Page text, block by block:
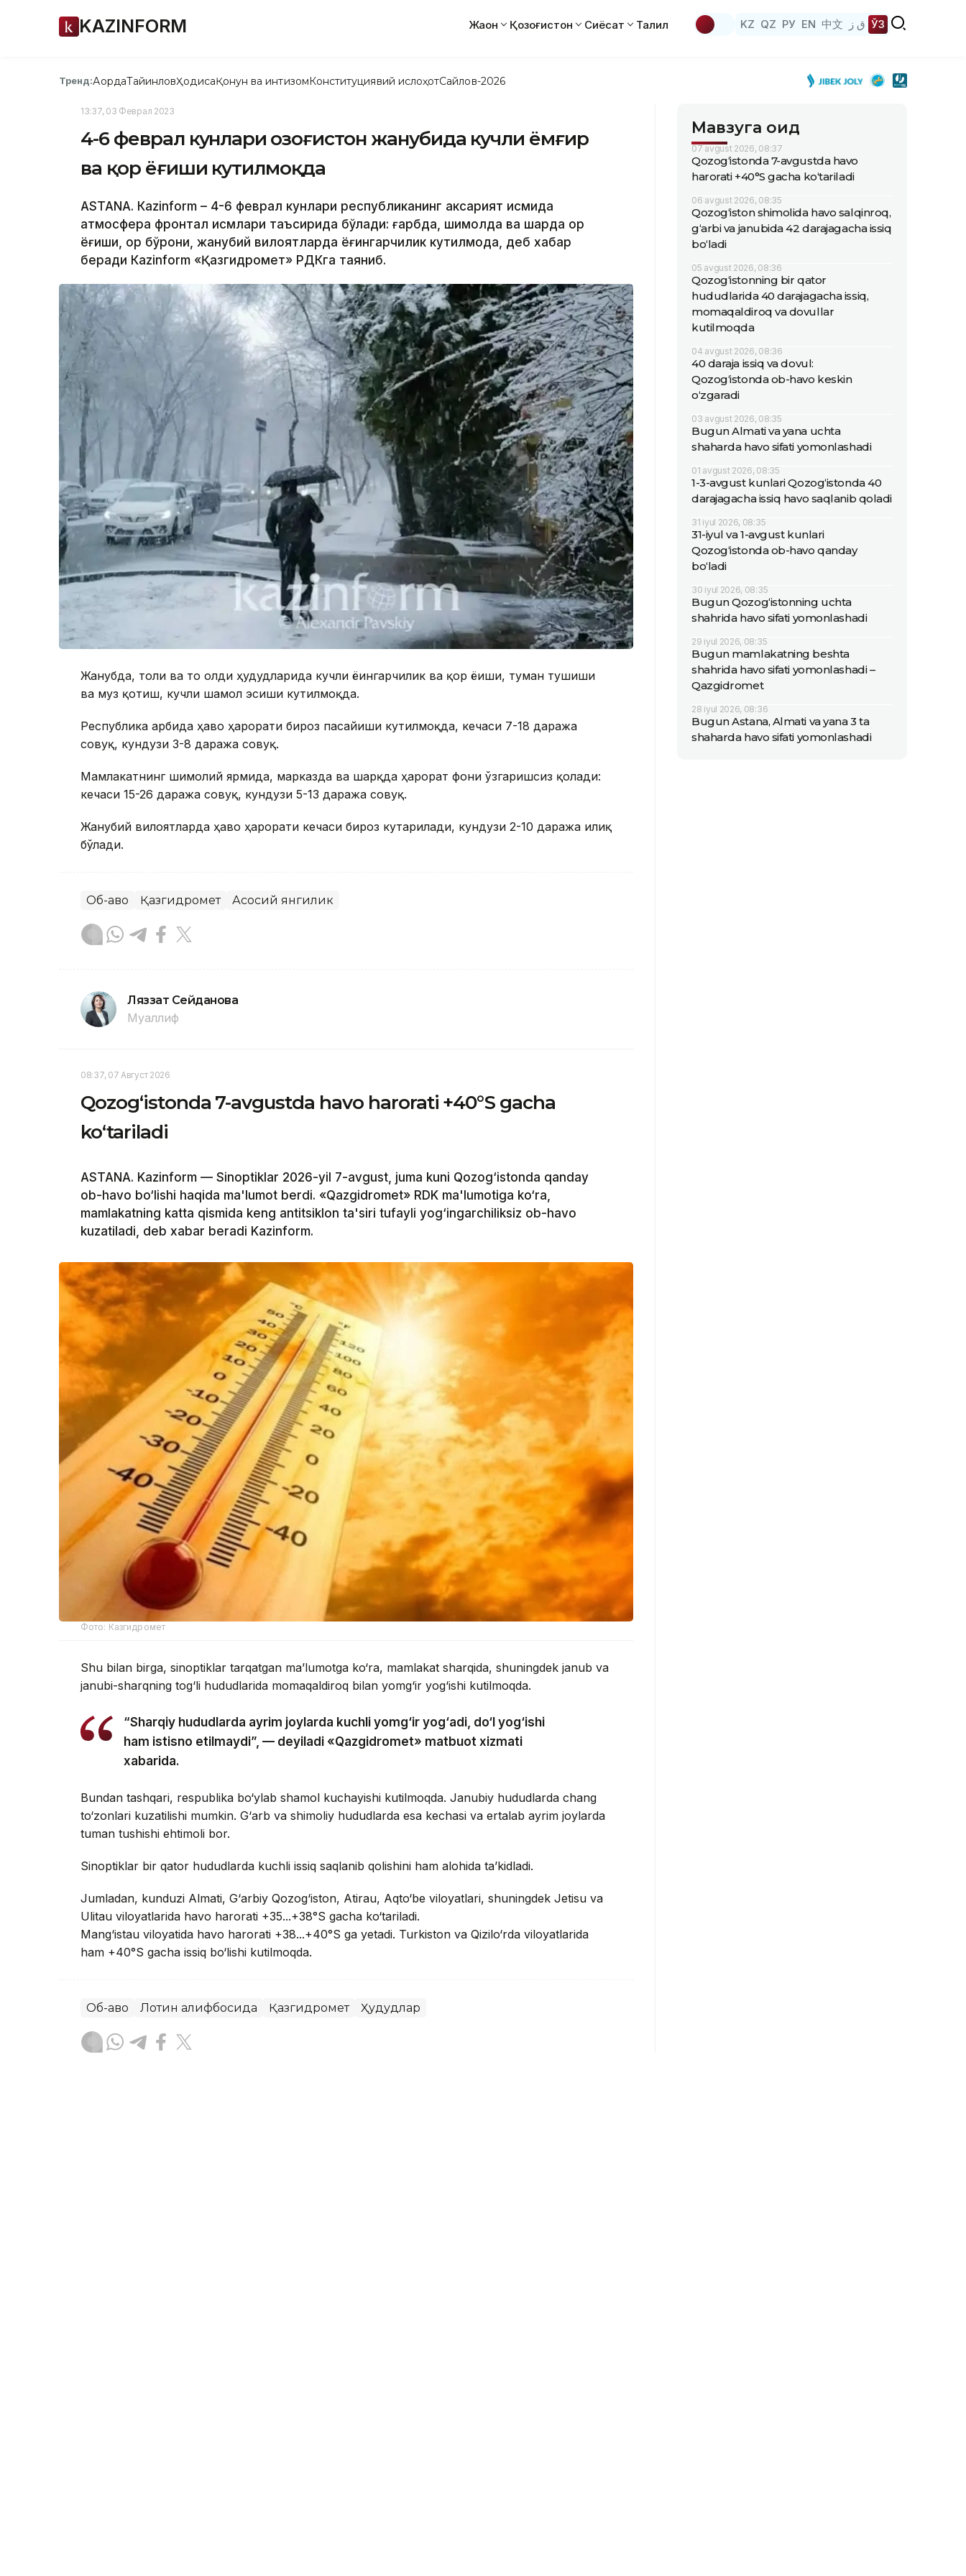
KAZINFORM Жаҳон Қозоғистон Сиёсат Таҳлил KZ QZ РУ EN 中文 ق ز ЎЗ
Тренд:АқордаТайинловҲодисаҚонун ва интизомКонституциявий ислоҳотСайлов-2026
13:37, 03 Феврал 2023
4-6 феврал кунлари Қозоғистон жанубида кучли ёмғир
ва қор ёғиши кутилмоқда
ASTANA. Кazinform – 4-6 феврал кунлари республиканинг аксарият қисмида
атмосфера фронтал қисмлари таъсирида бўлади: ғарбда, шимолда ва шарқда қор
ёғиши, қор бўрони, жанубий вилоятларда ёғингарчилик кутилмоқда, деб хабар
беради Кazinform «Қазгидромет» РДКга таяниб.
Жанубда, тоғли ва тоғ олди ҳудудларида кучли ёғингарчилик ва қор ёғиши, туман тушиши
ва муз қотиш, кучли шамол эсиши кутилмоқда.
Республика ғарбида ҳаво ҳарорати бироз пасайиши кутилмоқда, кечаси 7-18 даража
совуқ, кундузи 3-8 даража совуқ.
Мамлакатнинг шимолий ярмида, марказда ва шарқда ҳарорат фони ўзгаришсиз қолади:
кечаси 15-26 даража совуқ, кундузи 5-13 даража совуқ.
Жанубий вилоятларда ҳаво ҳарорати кечаси бироз кутарилади, кундузи 2-10 даража илиқ
бўлади.
Об-ҳаво Қазгидромет Асосий янгилик
Ляззат Сейданова
Муаллиф
08:37, 07 Август 2026
Qozog‘istonda 7-avgustda havo harorati +40°S gacha
ko‘tariladi
ASTANA. Kazinform — Sinoptiklar 2026-yil 7-avgust, juma kuni Qozog‘istonda qanday
ob-havo bo‘lishi haqida ma'lumot berdi. «Qazgidromet» RDK ma'lumotiga ko‘ra,
mamlakatning katta qismida keng antitsiklon ta'siri tufayli yog‘ingarchiliksiz ob-havo
kuzatiladi, deb xabar beradi Kazinform.
Фото: Казгидромет
Shu bilan birga, sinoptiklar tarqatgan ma’lumotga ko‘ra, mamlakat sharqida, shuningdek janub va
janubi-sharqning tog‘li hududlarida momaqaldiroq bilan yomg‘ir yog‘ishi kutilmoqda.
“Sharqiy hududlarda ayrim joylarda kuchli yomg‘ir yog‘adi, do‘l yog‘ishi
ham istisno etilmaydi”, — deyiladi «Qazgidromet» matbuot xizmati
xabarida.
Bundan tashqari, respublika bo‘ylab shamol kuchayishi kutilmoqda. Janubiy hududlarda chang
to‘zonlari kuzatilishi mumkin. G‘arb va shimoliy hududlarda esa kechasi va ertalab ayrim joylarda
tuman tushishi ehtimoli bor.
Sinoptiklar bir qator hududlarda kuchli issiq saqlanib qolishini ham alohida ta’kidladi.
Jumladan, kunduzi Almati, G‘arbiy Qozog‘iston, Atirau, Aqto‘be viloyatlari, shuningdek Jetisu va
Ulitau viloyatlarida havo harorati +35...+38°S gacha ko‘tariladi.
Mang‘istau viloyatida havo harorati +38...+40°S ga yetadi. Turkiston va Qizilo‘rda viloyatlarida
ham +40°S gacha issiq bo‘lishi kutilmoqda.
Об-ҳаво Лотин алифбосида Қазгидромет Ҳудудлар
Мавзуга оид
07 avgust 2026, 08:37
Qozog‘istonda 7-avgustda havo
harorati +40°S gacha ko‘tariladi
06 avgust 2026, 08:35
Qozog‘iston shimolida havo salqinroq,
g‘arbi va janubida 42 darajagacha issiq
bo‘ladi
05 avgust 2026, 08:36
Qozog‘istonning bir qator
hududlarida 40 darajagacha issiq,
momaqaldiroq va dovullar
kutilmoqda
04 avgust 2026, 08:36
40 daraja issiq va dovul:
Qozog‘istonda ob-havo keskin
o‘zgaradi
03 avgust 2026, 08:35
Bugun Almati va yana uchta
shaharda havo sifati yomonlashadi
01 avgust 2026, 08:35
1-3-avgust kunlari Qozog‘istonda 40
darajagacha issiq havo saqlanib qoladi
31 iyul 2026, 08:35
31-iyul va 1-avgust kunlari
Qozog‘istonda ob-havo qanday
bo‘ladi
30 iyul 2026, 08:35
Bugun Qozog‘istonning uchta
shahrida havo sifati yomonlashadi
29 iyul 2026, 08:35
Bugun mamlakatning beshta
shahrida havo sifati yomonlashadi –
Qazgidromet
28 iyul 2026, 08:36
Bugun Astana, Almati va yana 3 ta
shaharda havo sifati yomonlashadi